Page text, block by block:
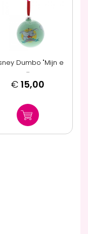
Dumbo "Mijn e
...
€ 15,00